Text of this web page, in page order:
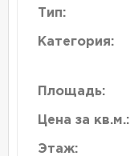
Тип:
Категория:
Площадь:
Цена за кв.м.:
Этаж: